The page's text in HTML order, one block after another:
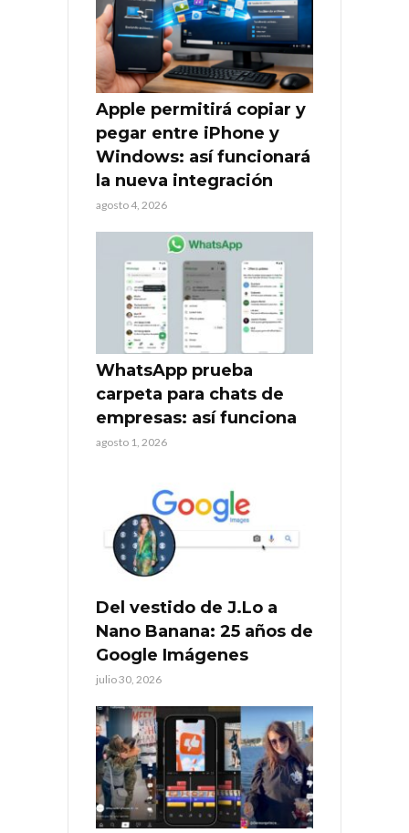
Apple permitirá copiar y
pegar entre iPhone y
Windows: así funcionará
la nueva integración
agosto 4, 2026
WhatsApp prueba
carpeta para chats de
empresas: así funciona
agosto 1, 2026
Del vestido de J.Lo a
Nano Banana: 25 años de
Google Imágenes
julio 30, 2026